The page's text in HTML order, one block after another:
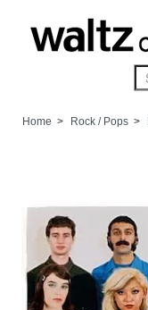
Home > Rock / Pops >